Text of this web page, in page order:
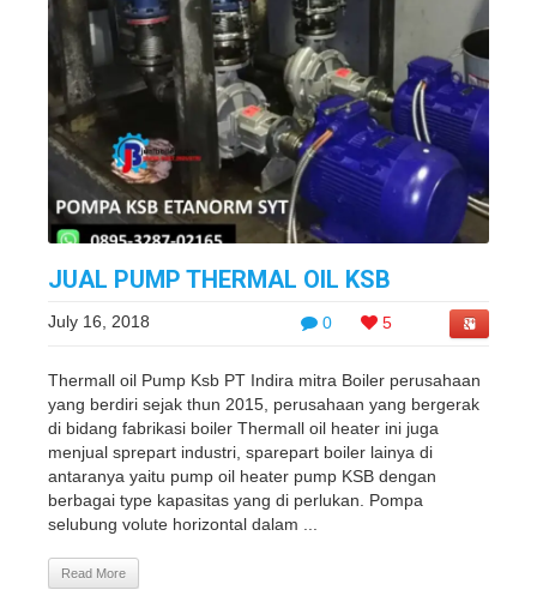
JUAL PUMP THERMAL OIL KSB
0 5
July 16, 2018
Thermall oil Pump Ksb PT Indira mitra Boiler perusahaan
yang berdiri sejak thun 2015, perusahaan yang bergerak
di bidang fabrikasi boiler Thermall oil heater ini juga
menjual sprepart industri, sparepart boiler lainya di
antaranya yaitu pump oil heater pump KSB dengan
berbagai type kapasitas yang di perlukan. Pompa
selubung volute horizontal dalam ...
Read More